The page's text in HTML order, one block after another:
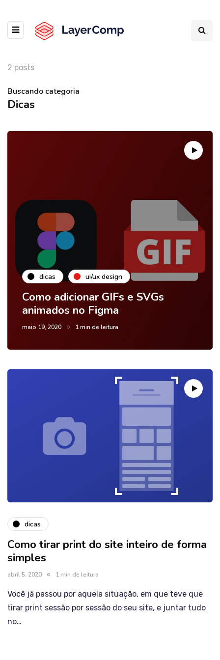
2 posts
Buscando categoria
Dicas
dicas ui/ux design
Como adicionar GIFs e SVGs
animados no Figma
maio 19, 2020 1 min de leitura
dicas
Como tirar print do site inteiro de forma
simples
abril 5, 2020 1 min de leitura
Você já passou por aquela situação, em que teve que
tirar print sessão por sessão do seu site, e juntar tudo
no…